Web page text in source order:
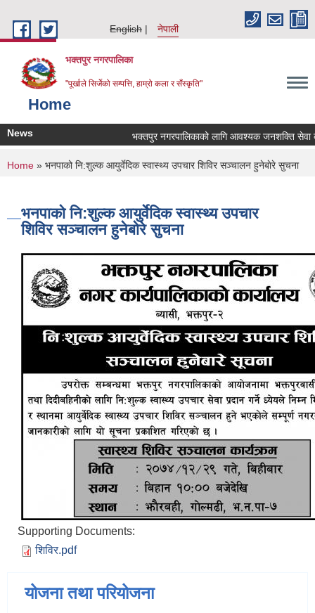
English
नेपाली
भक्तपुर नगरपालिका
"पूर्खाले सिर्जेको सम्पत्ति, हाम्रो कला र सँस्कृति"
Home
News भक्तपुर नगरपालिकाको लागि आवश्यक जनशक्ति सेवा
You are here
Home » भनपाको नि:शुल्क आयुर्वेदिक स्वास्थ्य उपचार शिविर सञ्चालन हुनेबाेरे सुचना
भनपाको नि:शुल्क आयुर्वेदिक स्वास्थ्य उपचार
शिविर सञ्चालन हुनेबाेरे सुचना
Supporting Documents:
शिविर.pdf
योजना तथा परियोजना